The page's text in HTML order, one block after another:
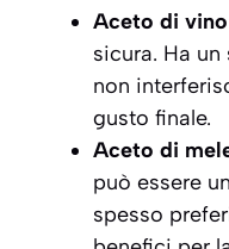
Aceto di
sicura. Ha
non
gusto finale.
Aceto di
può essere
spesso